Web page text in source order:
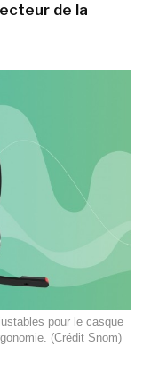
de la
pour le casque
(Crédit Snom)